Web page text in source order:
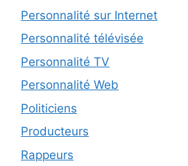
Personnalité sur Internet
Personnalité télévisée
Personnalité TV
Personnalité Web
Politiciens
Producteurs
Rappeurs